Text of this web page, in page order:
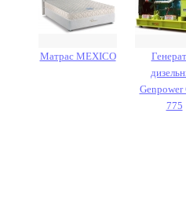
Матрас MEXICO
Genpower
775